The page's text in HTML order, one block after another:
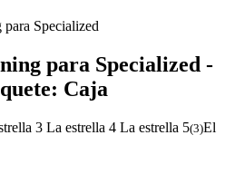
Specialized
para Specialized -
Caja
3 La estrella 4 La estrella 5(3)El